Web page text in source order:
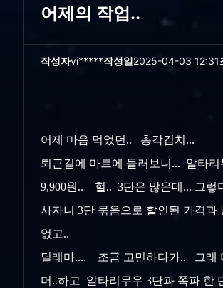
어제의 작업..
작성자vi*****작성일2025-04-03 12:31
어제 마음 먹었던.. 총각김치...
퇴근길에 마트에 들러보니... 알타리
9,900원.. 헐.. 3단은 많은데... 그렇
사자니 3단 묶음으로 할인된 가격과
없고..
딜레마.... 조금 고민하다가.. 그래
머..하고 알타리무우 3단과 쪽파 한